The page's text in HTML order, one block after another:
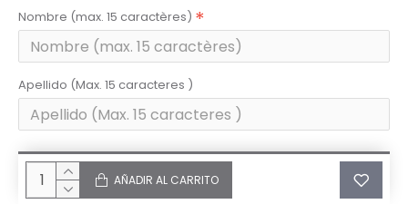
Nombre (max. 15 caractères)
Apellido (Max. 15 caracteres )
AÑADIR AL CARRITO